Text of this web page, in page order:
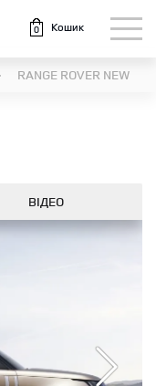
0 Кошик
RANGE ROVER NEW
ВІДЕО